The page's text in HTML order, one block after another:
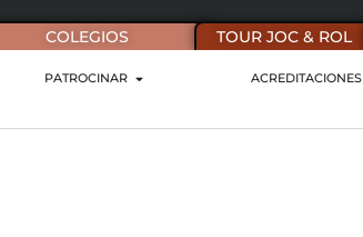
COLEGIOS TOUR JOC & ROL
PATROCINAR ACREDITACIONES